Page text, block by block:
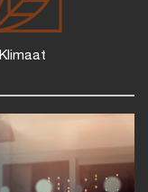
Klimaat